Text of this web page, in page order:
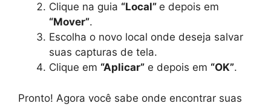
Clique na guia “Local” e depois em
“Mover”.
Escolha o novo local onde deseja salvar
suas capturas de tela.
Clique em “Aplicar” e depois em “OK”.
Pronto! Agora você sabe onde encontrar suas